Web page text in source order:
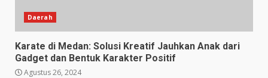
Daerah
Karate di Medan: Solusi Kreatif Jauhkan Anak dari
Gadget dan Bentuk Karakter Positif
Agustus 26, 2024